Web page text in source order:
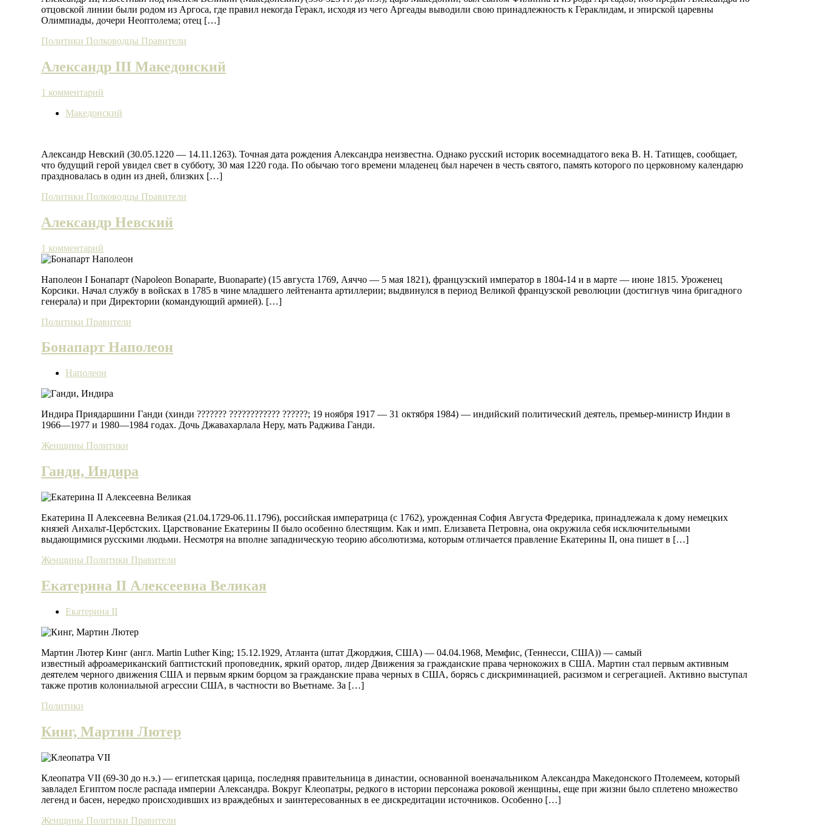
отцовской линии были родом из Аргоса, где правил некогда Геракл, исходя из чего Аргеады выводили свою принадлежность к Гераклидам, и эпирской царевны
Олимпиады, дочери Неоптолема; отец […]
Политики Полководцы Правители
Александр III Македонский
1 комментарий
Македонский
Александр Невский (30.05.1220 — 14.11.1263). Точная дата рождения Александра неизвестна. Однако русский историк восемнадцатого века В. Н. Татищев, сообщает,
что будущий герой увидел свет в субботу, 30 мая 1220 года. По обычаю того времени младенец был наречен в честь святого, память которого по церковному календарю
праздновалась в один из дней, близких […]
Политики Полководцы Правители
Александр Невский
1 комментарий
Наполеон I Бонапарт (Napoleon Bonaparte, Buonaparte) (15 августа 1769, Аяччо — 5 мая 1821), французский император в 1804-14 и в марте — июне 1815. Уроженец
Корсики. Начал службу в войсках в 1785 в чине младшего лейтенанта артиллерии; выдвинулся в период Великой французской революции (достигнув чина бригадного
генерала) и при Директории (командующий армией). […]
Политики Правители
Бонапарт Наполеон
Наполеон
Индира Приядаршини Ганди (хинди ??????? ???????????? ??????; 19 ноября 1917 — 31 октября 1984) — индийский политический деятель, премьер-министр Индии в
1966—1977 и 1980—1984 годах. Дочь Джавахарлала Неру, мать Раджива Ганди.
Женщины Политики
Ганди, Индира
Екатерина II Алексеевна Великая (21.04.1729-06.11.1796), российская императрица (с 1762), урожденная София Августа Фредерика, принадлежала к дому немецких
князей Анхальт-Цербстских. Царствование Екатерины II было особенно блестящим. Как и имп. Елизавета Петровна, она окружила себя исключительными
выдающимися русскими людьми. Несмотря на вполне западническую теорию абсолютизма, которым отличается правление Екатерины II, она пишет в […]
Женщины Политики Правители
Екатерина II Алексеевна Великая
Екатерина II
Мартин Лютер Кинг (англ. Martin Luther King; 15.12.1929, Атланта (штат Джорджия, США) — 04.04.1968, Мемфис, (Теннесси, США)) — самый
известный афроамериканский баптистский проповедник, яркий оратор, лидер Движения за гражданские права чернокожих в США. Мартин стал первым активным
деятелем черного движения США и первым ярким борцом за гражданские права черных в США, борясь с дискриминацией, расизмом и сегрегацией. Активно выступал
также против колониальной агрессии США, в частности во Вьетнаме. За […]
Политики
Кинг, Мартин Лютер
Клеопатра VII (69-30 до н.э.) — египетская царица, последняя правительница в династии, основанной военачальником Александра Македонского Птолемеем, который
завладел Египтом после распада империи Александра. Вокруг Клеопатры, редкого в истории персонажа роковой женщины, еще при жизни было сплетено множество
легенд и басен, нередко происходивших из враждебных и заинтересованных в ее дискредитации источников. Особенно […]
Женщины Политики Правители